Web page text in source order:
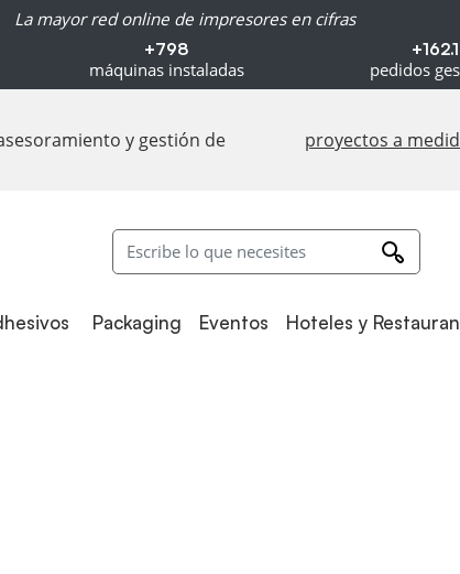
La mayor red online de impresores en cifras
+798
máquinas instaladas pedidos
y gestión de proyectos a
Packaging
Packaging Eventos Hoteles y